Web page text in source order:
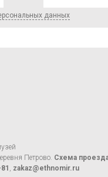
данных
Петрово. Схема
, zakaz@ethnomir.ru